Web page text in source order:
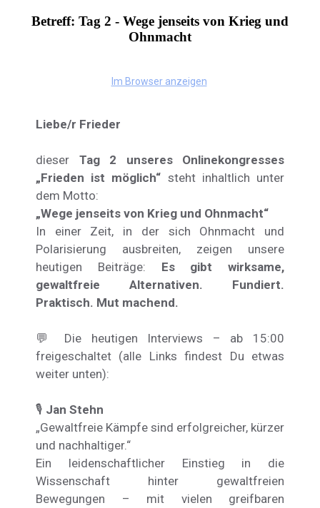
Betreff: Tag 2 - Wege jenseits von Krieg und
Ohnmacht
Im Browser anzeigen
Liebe/r Frieder
dieser Tag 2 unseres Onlinekongresses
„Frieden ist möglich“ steht inhaltlich unter
dem Motto:
„Wege jenseits von Krieg und Ohnmacht“
In einer Zeit, in der sich Ohnmacht und
Polarisierung ausbreiten, zeigen unsere
heutigen Beiträge: Es gibt wirksame,
gewaltfreie Alternativen. Fundiert.
Praktisch. Mut machend.
💬 Die heutigen Interviews – ab 15:00
freigeschaltet (alle Links findest Du etwas
weiter unten):
🎙️ Jan Stehn
„Gewaltfreie Kämpfe sind erfolgreicher, kürzer
und nachhaltiger.“
Ein leidenschaftlicher Einstieg in die
Wissenschaft hinter gewaltfreien
Bewegungen – mit vielen greifbaren